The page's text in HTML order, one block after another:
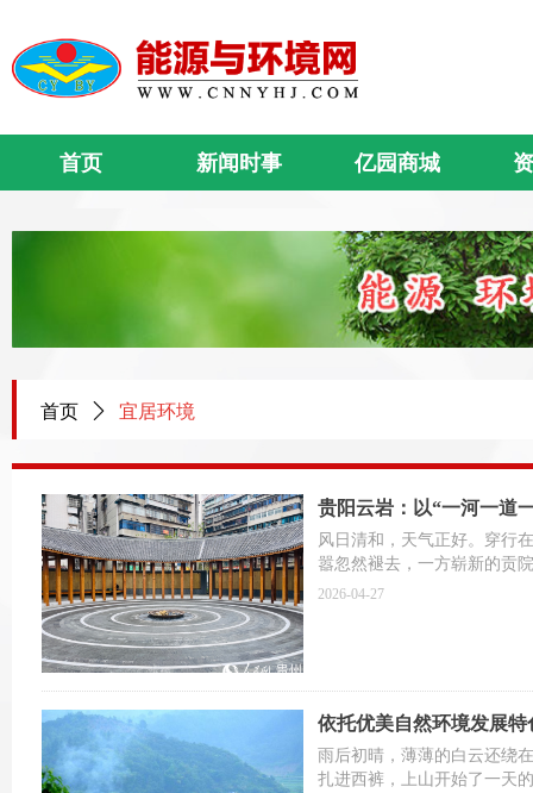
首页 新闻时事 亿园商城
首页 ꄲ 宜居环境
贵阳云岩：以“一河一道
风日清和，天气正好。穿行
嚣忽然褪去，一方崭新的贡
留、歇脚闲谈。
2026-04-27
依托优美自然环境发展
雨后初晴，薄薄的白云还绕
扎进西裤，上山开始了一天